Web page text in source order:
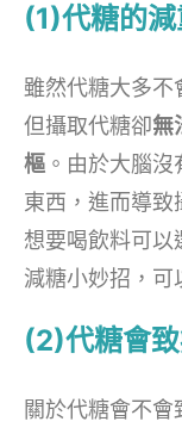
(1)代糖的
雖然代糖大多不
但攝取代糖卻無
樞 。由於大腦
東西，進而導致
想要喝飲料可以
減糖小妙招，可
(2)代糖會
關於代糖會不